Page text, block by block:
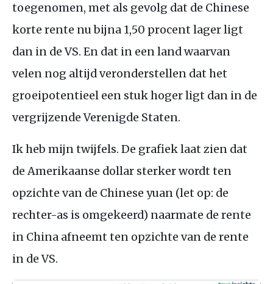
toegenomen, met als gevolg dat de Chinese
korte rente nu bijna 1,50 procent lager ligt
dan in deVS. En dat in een land waarvan
velen nog altijd veronderstellen dat het
groeipotentieel een stuk hoger ligt dan in de
vergrijzende Verenigde Staten.
Ik heb mijn twijfels. De grafiek laat zien dat
de Amerikaanse dollar sterker wordt ten
opzichte van de Chinese yuan (let op: de
rechter-as is omgekeerd) naarmate de rente
in China afneemt ten opzichte van de rente
in deVS.